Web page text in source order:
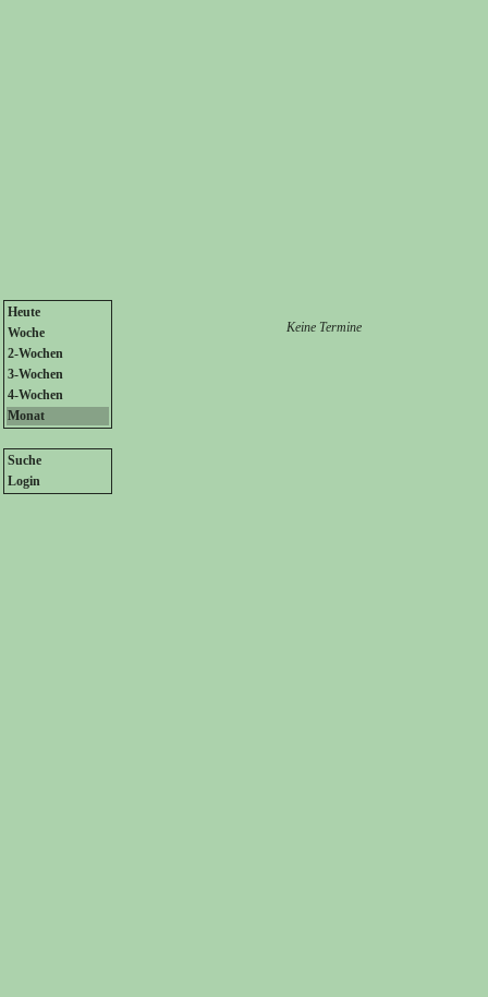
Heute
Woche
2-Wochen
3-Wochen
4-Wochen
Monat
Suche
Login
Keine Termine